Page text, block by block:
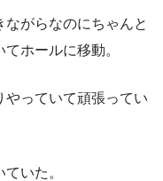
がらなのにちゃんと
ホールに移動。
っていて頑張ってい
いた。